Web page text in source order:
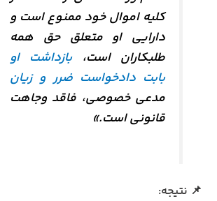
کلیه اموال خود ممنوع است و
دارایی او متعلق حق همه
طلبکاران است،بازداشت او
بابت دادخواست ضرر و زیان
مدعی خصوصی، فاقد وجاهت
قانونی است.»
📌 نتیجه: